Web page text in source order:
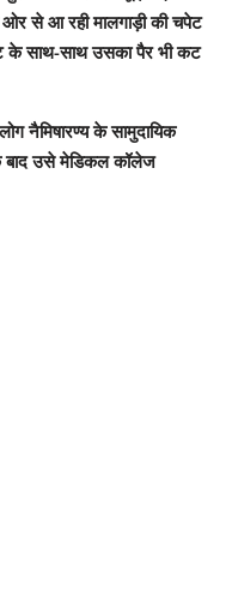
से आ रही मालगाड़ी की चपेट
के साथ-साथ उसका पैर भी कट
नैमिषारण्य के सामुदायिक
बाद उसे मेडिकल कॉलेज